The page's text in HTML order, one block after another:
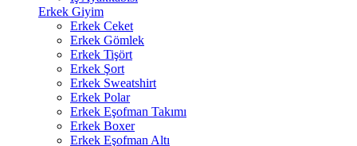
Erkek Giyim
Erkek Ceket
Erkek Gömlek
Erkek Tişört
Erkek Şort
Erkek Sweatshirt
Erkek Polar
Erkek Eşofman Takımı
Erkek Boxer
Erkek Eşofman Altı